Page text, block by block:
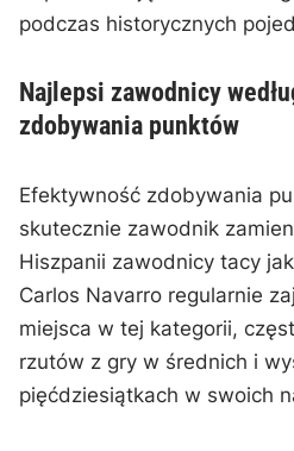
podczas historycznych
Najlepsi zawodnicy
zdobywania punktów
Efektywność zdobywania
skutecznie zawodnik
Hiszpanii zawodnicy tacy
Carlos Navarro regularnie
miejsca w tej kategorii,
rzutów z gry w średnich i
pięćdziesiątkach w swoich